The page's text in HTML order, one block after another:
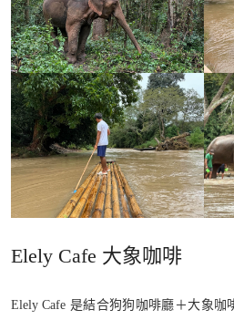
Elely Cafe 大象咖啡
Elely Cafe 是結合狗狗咖啡廳＋大象